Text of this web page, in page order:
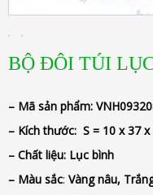
BỘ ĐÔI TÚI
– Mã sản phẩm:
– Kích thước: S = 10 x 37
– Chất liệu: Lục bình
– Màu sắc: Vàng nâu,